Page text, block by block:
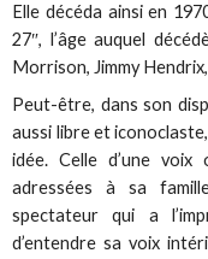
Elle décéda ainsi en
27″, l’âge auquel
Morrison, Jimmy
Peut-être, dans son
aussi libre et
idée. Celle d’une
adressées à sa
spectateur qui a
d’entendre sa voix